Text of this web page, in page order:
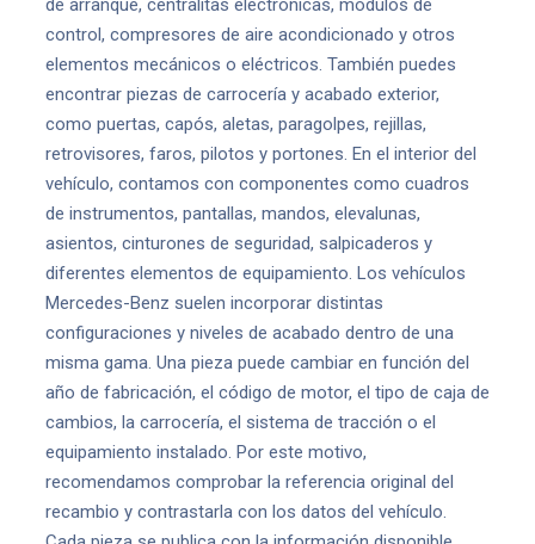
de arranque, centralitas electrónicas, módulos de
control, compresores de aire acondicionado y otros
elementos mecánicos o eléctricos. También puedes
encontrar piezas de carrocería y acabado exterior,
como puertas, capós, aletas, paragolpes, rejillas,
retrovisores, faros, pilotos y portones. En el interior del
vehículo, contamos con componentes como cuadros
de instrumentos, pantallas, mandos, elevalunas,
asientos, cinturones de seguridad, salpicaderos y
diferentes elementos de equipamiento. Los vehículos
Mercedes-Benz suelen incorporar distintas
configuraciones y niveles de acabado dentro de una
misma gama. Una pieza puede cambiar en función del
año de fabricación, el código de motor, el tipo de caja de
cambios, la carrocería, el sistema de tracción o el
equipamiento instalado. Por este motivo,
recomendamos comprobar la referencia original del
recambio y contrastarla con los datos del vehículo.